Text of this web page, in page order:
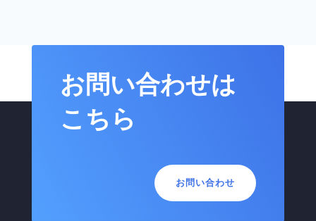
お問い合わせは
こちら
お問い合わせ